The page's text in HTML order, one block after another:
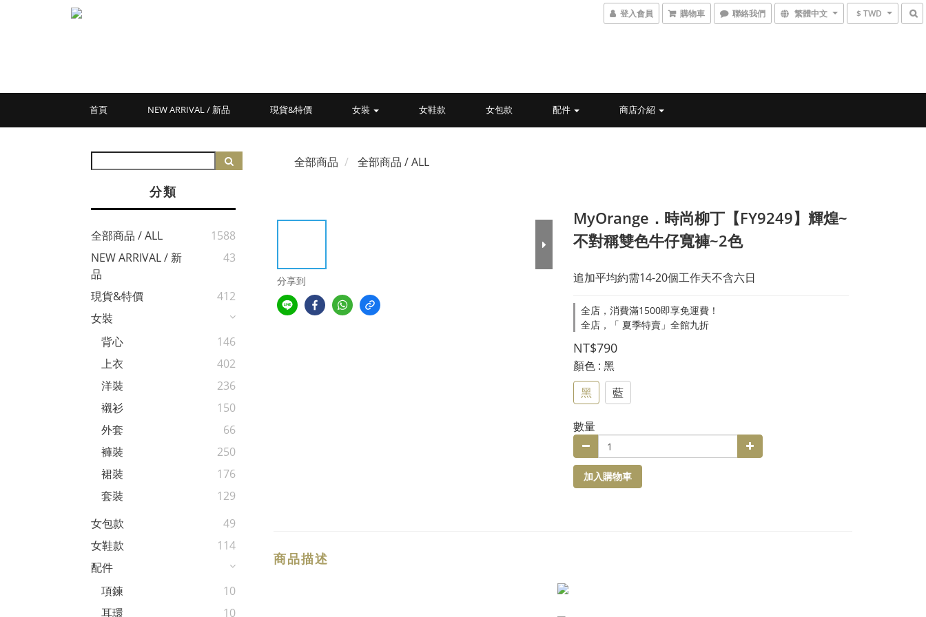
登入會員 購物車 聯絡我們 繁體中文 $ TWD
首頁 NEW ARRIVAL / 新品 現貨&特價 女裝 女鞋款 女包款 配件 商店介紹
分類
全部商品 / ALL
1588
NEW ARRIVAL / 新
品
43
現貨&特價
412
女裝
背心
146
上衣
402
洋裝
236
襯衫
150
外套
66
褲裝
250
裙裝
176
套裝
129
女包款
49
女鞋款
114
配件
項鍊
10
耳環
10
全部商品 全部商品 / ALL
分享到
MyOrange．時尚柳丁【FY9249】輝煌~
不對稱雙色牛仔寬褲~2色
追加平均約需14-20個工作天不含六日
全店，消費滿1500即享免運費！
全店，「 夏季特賣」全館九折
NT$790
顏色 : 黑
黑
藍
數量
加入購物車
商品描述